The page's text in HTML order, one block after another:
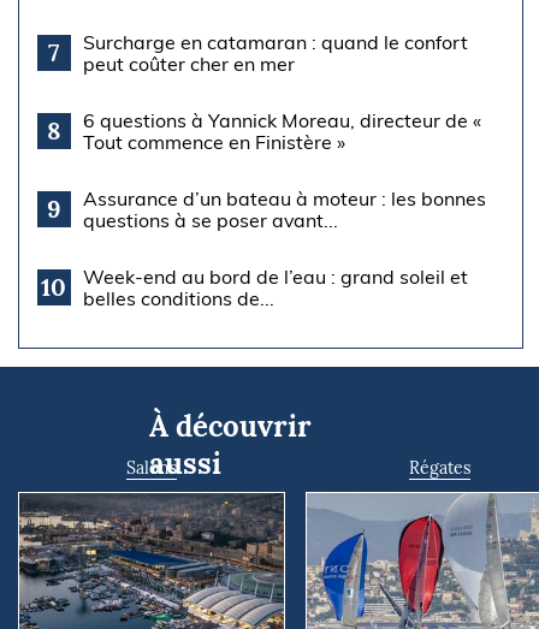
7
Surcharge en catamaran : quand le confort
peut coûter cher en mer
8
6 questions à Yannick Moreau, directeur de «
Tout commence en Finistère »
9
Assurance d’un bateau à moteur : les bonnes
questions à se poser avant...
10
Week-end au bord de l’eau : grand soleil et
belles conditions de...
À découvrir
aussi
Salons Régates